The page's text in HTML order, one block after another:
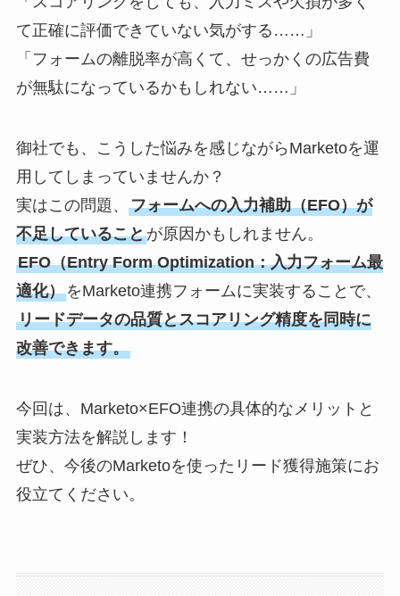
て正確に評価できていない気がする……」
「フォームの離脱率が高くて、せっかくの広告費
が無駄になっているかもしれない……」
御社でも、こうした悩みを感じながらMarketoを運
用してしまっていませんか？
実はこの問題、 フォームへの入力補助（EFO）が
不足していることが原因かもしれません。
EFO（Entry Form Optimization：入力フォーム最
適化）をMarketo連携フォームに実装することで、
リードデータの品質とスコアリング精度を同時に
改善できます。
今回は、Marketo×EFO連携の具体的なメリットと
実装方法を解説します！
ぜひ、今後のMarketoを使ったリード獲得施策にお
役立てください。